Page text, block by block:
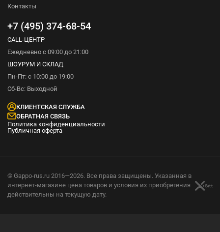
Контакты
+7 (495) 374-68-54
CALL-ЦЕНТР
Ежедневно с 09:00 до 21:00
ШОУРУМ И СКЛАД
Пн-Пт: с 10:00 до 19:00
Сб-Вс: Выходной
КЛИЕНТСКАЯ СЛУЖБА
ОБРАТНАЯ СВЯЗЬ
Политика конфиденциальности
Публичная оферта
© Gappo-rus.ru 2016—2026. Все права защищены. Указанная в
интернет-магазине цена товаров и условия их приобретения
действительны на текущую дату.